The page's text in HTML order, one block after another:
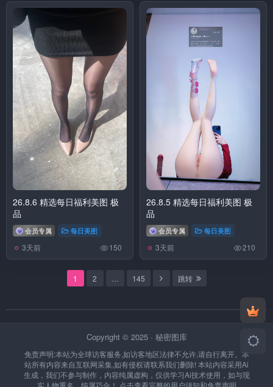
26.8.6 精选每日福利美图 极
品
会员专属 每日美图
3天前 150
26.8.5 精选每日福利美图 极
品
会员专属 每日美图
3天前 210
1 2 145 跳转
Copyright © 2025 · 秘密图库
免责声明:本站为全球访客服务,如访客地区法律不允许,请自行离开。本
站所有内容来自互联网采集,如有侵权请联系我们删除! 本站内容采用Ai
生成，我们不参与制作，内容纯属虚构，仅供学习Ai技术使用，如与现